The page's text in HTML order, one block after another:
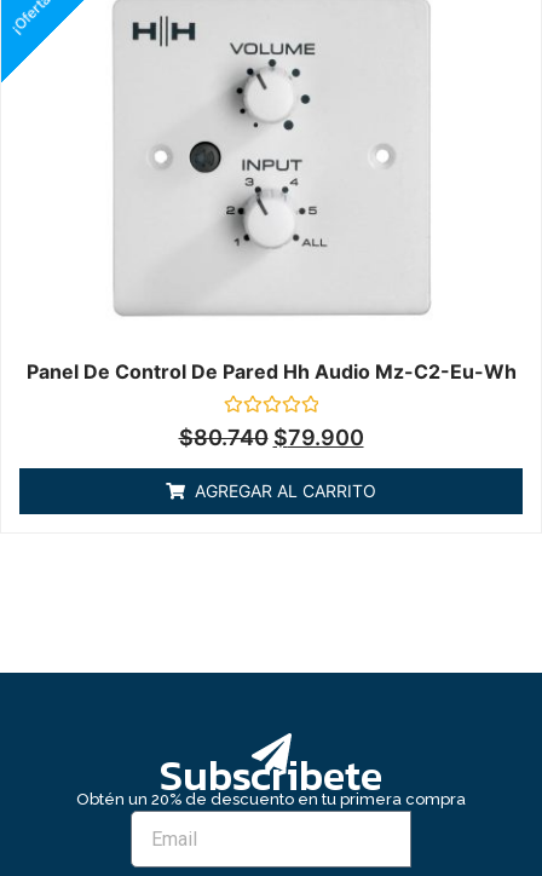
Panel De Control De Pared Hh Audio Mz-C2-Eu-Wh
Valorado
en
5
¡Oferta!
$80.740 $79.900
AGREGAR AL CARRITO
Subscribete
Obtén un 20% de descuento en tu primera compra